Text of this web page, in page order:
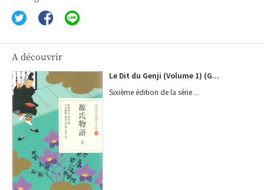
A découvrir
Le Dit du Genji (Volume 1) (G...
Sixième édition de la série ...